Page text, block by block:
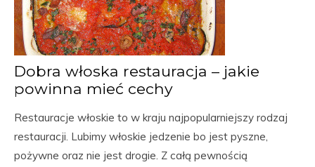
Dobra włoska restauracja – jakie
powinna mieć cechy
Restauracje włoskie to w kraju najpopularniejszy rodzaj
restauracji. Lubimy włoskie jedzenie bo jest pyszne,
pożywne oraz nie jest drogie. Z całą pewnością